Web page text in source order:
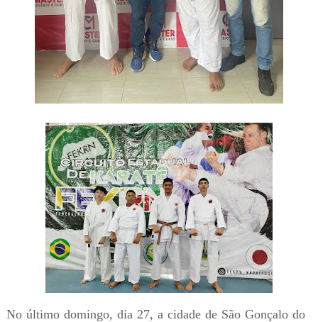
No último domingo, dia 27, a cidade de São Gonçalo do